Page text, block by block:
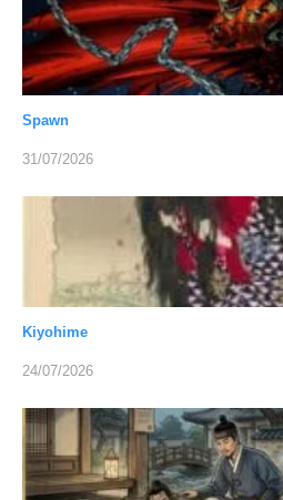
Spawn
31/07/2026
Kiyohime
24/07/2026